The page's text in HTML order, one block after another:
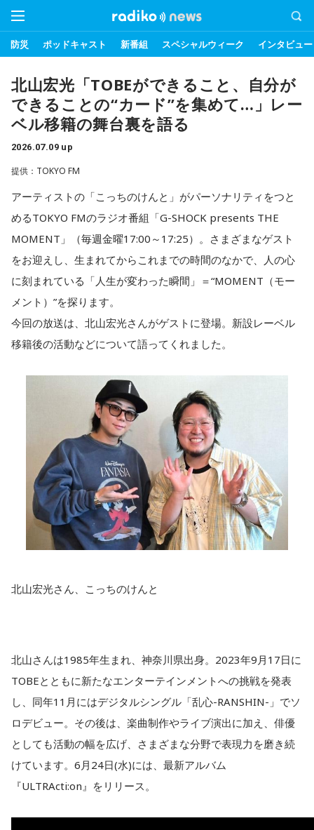
防災 ポッドキャスト 新番組 スペシャルウィーク インタビュー
北山宏光「TOBEができること、自分が
できることの“カード”を集めて…」レー
ベル移籍の舞台裏を語る
2026.07.09 up
提供：TOKYO FM
アーティストの「こっちのけんと」がパーソナリティをつと
めるTOKYO FMのラジオ番組「G-SHOCK presents THE
MOMENT」（毎週金曜17:00～17:25）。さまざまなゲスト
をお迎えし、生まれてからこれまでの時間のなかで、人の心
に刻まれている「人生が変わった瞬間」＝“MOMENT（モー
メント）”を探ります。
今回の放送は、北山宏光さんがゲストに登場。新設レーベル
移籍後の活動などについて語ってくれました。
北山宏光さん、こっちのけんと
北山さんは1985年生まれ、神奈川県出身。2023年9月17日に
TOBEとともに新たなエンターテインメントへの挑戦を発表
し、同年11月にはデジタルシングル「乱心-RANSHIN-」でソ
ロデビュー。その後は、楽曲制作やライブ演出に加え、俳優
としても活動の幅を広げ、さまざまな分野で表現力を磨き続
けています。6月24日(水)には、最新アルバム
『ULTRActi:on』をリリース。